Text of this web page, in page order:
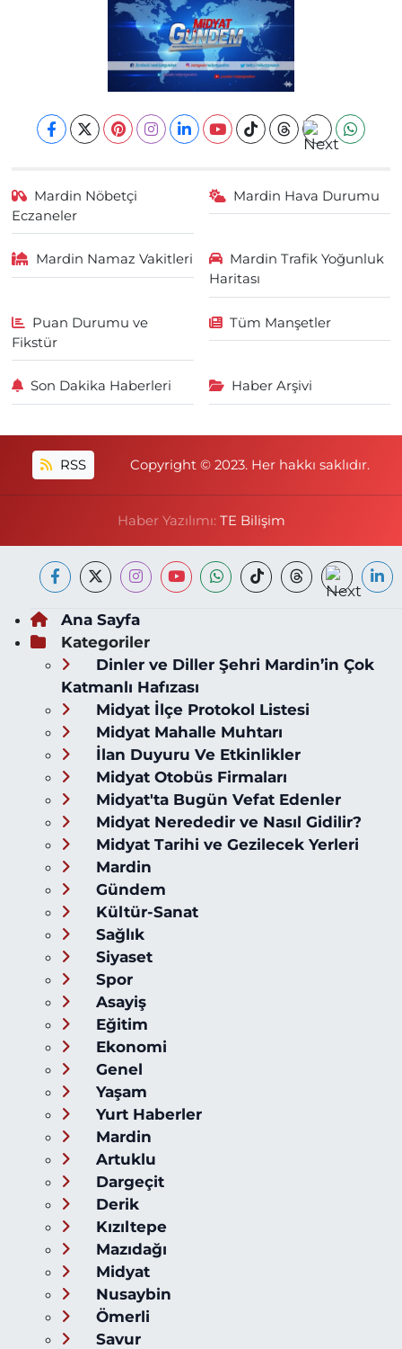
Mardin Nöbetçi
Eczaneler
Mardin Hava Durumu
Mardin Namaz Vakitleri
Mardin Trafik Yoğunluk
Haritası
Puan Durumu ve
Fikstür
Tüm Manşetler
Son Dakika Haberleri Haber Arşivi
RSS Copyright © 2023. Her hakkı saklıdır.
Haber Yazılımı: TE Bilişim
Ana Sayfa
Kategoriler
Dinler ve Diller Şehri Mardin’in Çok
Katmanlı Hafızası
Midyat İlçe Protokol Listesi
Midyat Mahalle Muhtarı
İlan Duyuru Ve Etkinlikler
Midyat Otobüs Firmaları
Midyat'ta Bugün Vefat Edenler
Midyat Nerededir ve Nasıl Gidilir?
Midyat Tarihi ve Gezilecek Yerleri
Mardin
Gündem
Kültür-Sanat
Sağlık
Siyaset
Spor
Asayiş
Eğitim
Ekonomi
Genel
Yaşam
Yurt Haberler
Mardin
Artuklu
Dargeçit
Derik
Kızıltepe
Mazıdağı
Midyat
Nusaybin
Ömerli
Savur